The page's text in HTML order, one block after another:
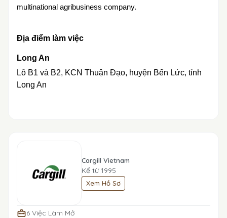
multinational agribusiness company.
Địa điểm làm việc
Long An
Lô B1 và B2, KCN Thuận Đạo, huyện Bến Lức, tỉnh
Long An
Cargill Vietnam
Kể từ 1995
Xem Hồ Sơ
6 Việc Làm Mở